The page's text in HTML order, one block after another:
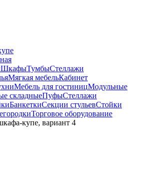
ШкафыТумбыСтеллажи
Мягкая мебельКабинет
Мебель для гостиницМодульные
складныеПуфыСтеллажи
БанкеткиСекции стульевСтойки
Торговое оборудование
купе, вариант 4